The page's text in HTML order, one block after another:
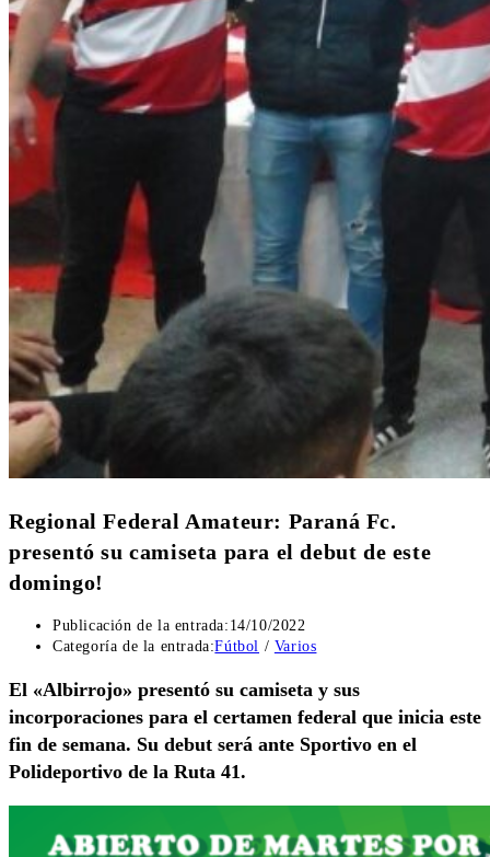
Regional Federal Amateur: Paraná Fc.
presentó su camiseta para el debut de este
domingo!
Publicación de la entrada: 14/10/2022
Categoría de la entrada:Fútbol / Varios
El «Albirrojo» presentó su camiseta y sus
incorporaciones para el certamen federal que inicia este
fin de semana. Su debut será ante Sportivo en el
Polideportivo de la Ruta 41.